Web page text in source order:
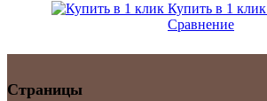
Купить в 1 клик
Сравнение
Страницы